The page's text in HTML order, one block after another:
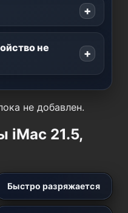
не
не добавлен.
iMac 21.5,
Быстро разряжается